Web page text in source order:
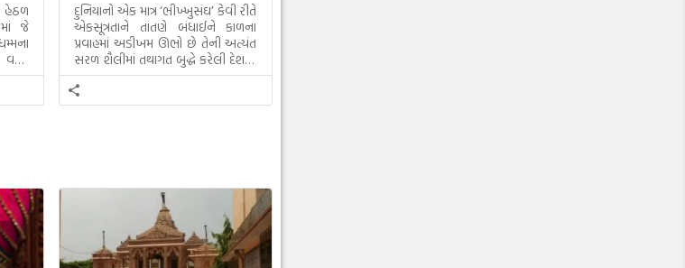
હેઠળ
જે
દુનિયાનો એક માત્ર ‘ભીખ્ખુસંઘ’ કેવી રીતે
એકસૂત્રતાને તાંતણે બંધાઈને કાળના
પ્રવાહમાં અડીખમ ઊભો છે તેની અત્યંત
સરળ શૈલીમાં તથાગત બુદ્ધે કરેલી દેશના
સમાવતો મૂલ્યવાન ગ્રંથ એટલે બુદ્ધ અને
તેનો ધમ્મ.